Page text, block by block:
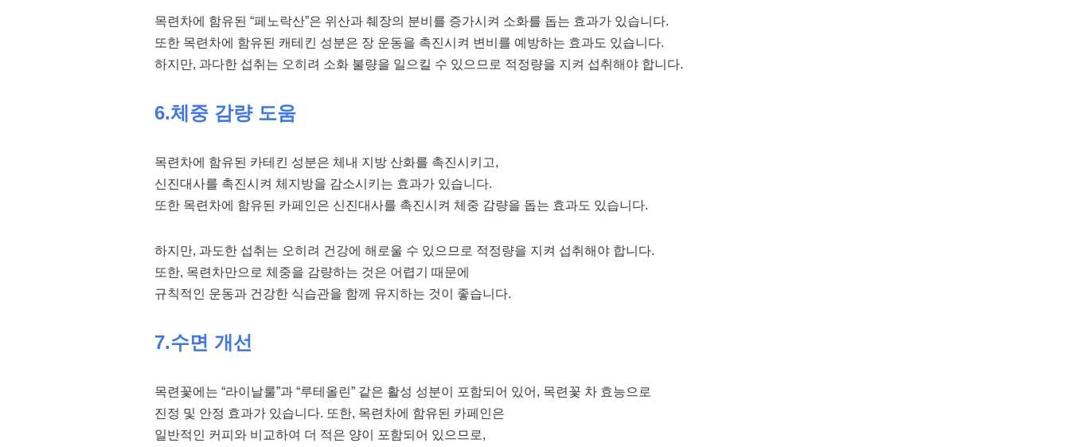
목련차에 함유된 “페노락산”은 위산과 췌장의 분비를 증가시켜 소화를 돕는 효과가 있습니다.
또한 목련차에 함유된 캐테킨 성분은 장 운동을 촉진시켜 변비를 예방하는 효과도 있습니다.
하지만, 과다한 섭취는 오히려 소화 불량을 일으킬 수 있으므로 적정량을 지켜 섭취해야 합니다.
6.체중 감량 도움
목련차에 함유된 카테킨 성분은 체내 지방 산화를 촉진시키고,
신진대사를 촉진시켜 체지방을 감소시키는 효과가 있습니다.
또한 목련차에 함유된 카페인은 신진대사를 촉진시켜 체중 감량을 돕는 효과도 있습니다.
하지만, 과도한 섭취는 오히려 건강에 해로울 수 있으므로 적정량을 지켜 섭취해야 합니다.
또한, 목련차만으로 체중을 감량하는 것은 어렵기 때문에
규칙적인 운동과 건강한 식습관을 함께 유지하는 것이 좋습니다.
7.수면 개선
목련꽃에는 “라이날룰”과 “루테올린” 같은 활성 성분이 포함되어 있어, 목련꽃 차 효능으로
진정 및 안정 효과가 있습니다. 또한, 목련차에 함유된 카페인은
일반적인 커피와 비교하여 더 적은 양이 포함되어 있으므로,